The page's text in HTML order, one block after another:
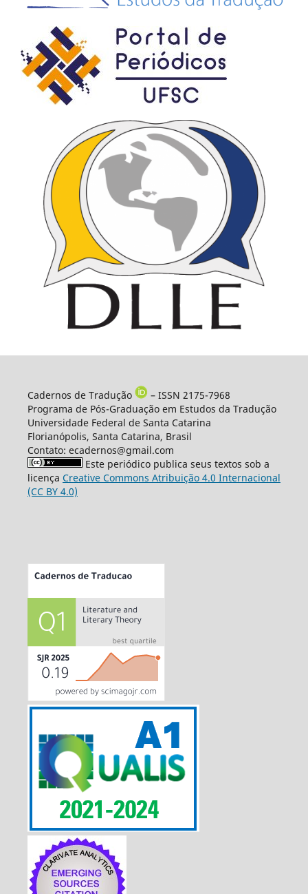
Cadernos de Tradução
– ISSN 2175-7968
Programa de Pós-Graduação em Estudos da Tradução
Universidade Federal de Santa Catarina
Florianópolis, Santa Catarina, Brasil
Contato: ecadernos@gmail.com
Este periódico publica seus textos sob a
licença Creative Commons Atribuição 4.0 Internacional
(CC BY 4.0)